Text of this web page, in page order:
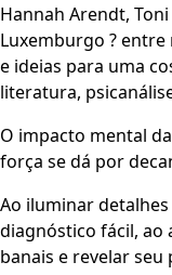
Hannah Arendt,
Luxemburgo ?
e ideias para uma
literatura,
O impacto mental
força se dá por
Ao iluminar
diagnóstico fácil, ao
banais e revelar